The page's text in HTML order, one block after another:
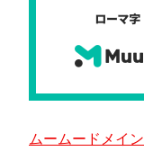
ムームードメイン